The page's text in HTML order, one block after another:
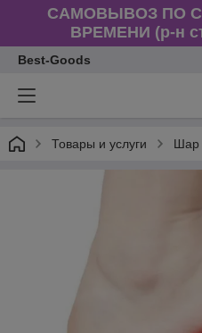
САМОВЫВОЗ ПО
ВРЕМЕНИ (р-н
Best-Goods
Товары и услуги Шар